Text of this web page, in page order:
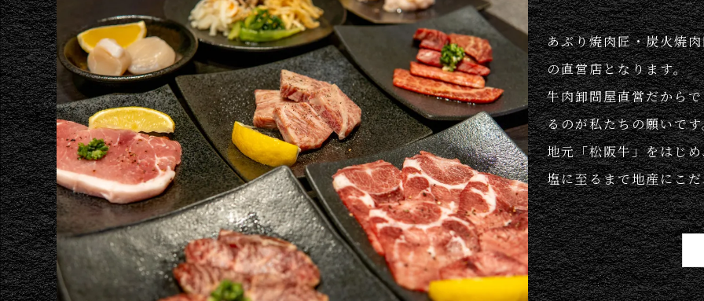
あぶり焼肉匠・炭火焼
の直営店となります。
牛肉卸問屋直営だから
るのが私たちの願いで
地元「松阪牛」をはじ
塩に至るまで地産にこ